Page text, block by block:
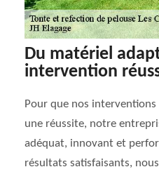
Du matériel
intervention
Pour que nos
une réussite, notre
adéquat, innovant et
résultats satisfaisants,